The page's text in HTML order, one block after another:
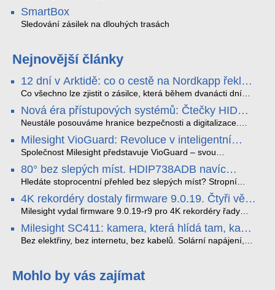
SmartBox
Sledování zásilek na dlouhých trasách
Nejnovější články
12 dní v Arktidě: co o cestě na Nordkapp řekla
data ze SMARTBOX 2 MAX
Co všechno lze zjistit o zásilce, která během dvanácti dní
projede Arktidou? SMARTBOX 2 MAX jsme vzali na trasu z
Tromsø přes Lofoty, Kirunu a finské Laponsko až na
Nordkapp. Bez jediného dobití, v mrazu až −13 °C a mimo
otřesy i náklon. Výsledkem není jen čára na mapě, ale
podrobný datový příběh celé cesty.
Nová éra přístupových systémů: Čtečky HID
Signo
Neustále posouváme hranice bezpečnosti a digitalizace.
v oblasti kontroly přístupu – moderní a vysoce univerzální
čtečky HID Signo.
Milesight VioGuard: Revoluce v inteligentní
detekci dopravních přestupků
Společnost Milesight představuje VioGuard – svou
dopravních přestupků. Tento systém, poháněný
sofistikovanými algoritmy umělé inteligence (AI), je navržen
tak, aby poskytoval komplexní nástroje pro vymáhání
dopravních předpisů, zvyšoval bezpečnost na silnicích a
optimalizoval plynulost dopravy v moderních městech.
80° bez slepých míst. HDIP738ADB navíc
streamuje na YouTube – bez PC.
Hledáte stoprocentní přehled bez slepých míst? Stropní
panoramatická kamera HDIP738ADB skládá obraz ze dvou
4MP senzorů SONY do jednoho čistého 180° záběru bez
zkreslení. K tomu přidává AI detekci osob a vozidel,
YouTube – bez běžícího počítače.
4K rekordéry dostaly firmware 9.0.19. Čtyři věci,
které musíte vědět.
Milesight vydal firmware 9.0.19-r9 pro 4K rekordéry řady
které vám zjednoduší práci – a jedna z nich vám ušetří
spoustu zbytečných výjezdů k zákazníkům.
Milesight SC411: kamera, která hlídá tam, kam
kabel nedosáhne
Bez elektřiny, bez internetu, bez kabelů. Solární napájení,
váš telefon. Podívejte se na video.
Mohlo by vás zajímat